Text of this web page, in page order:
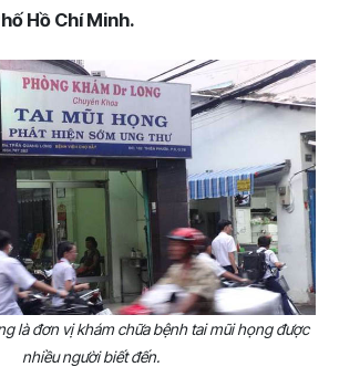
Hồ Chí Minh.
là đơn vị khám chữa bệnh tai mũi họng được
nhiều người biết đến.